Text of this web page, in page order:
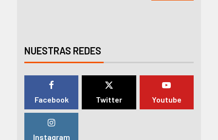
NUESTRAS REDES
Facebook Twitter Youtube
Instagram